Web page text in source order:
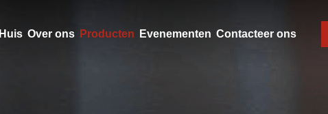
Huis Over ons Producten Evenementen Contacteer ons